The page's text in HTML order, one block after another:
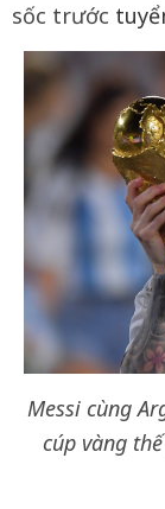
sốc trước
Messi cùng
cúp vàng